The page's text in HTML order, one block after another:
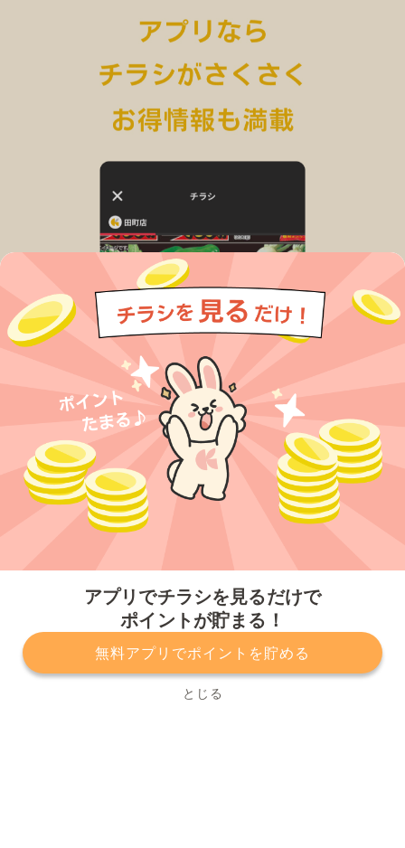
アプリでチラシを見るだけで
ポイントが貯まる！
無料アプリでポイントを貯める
とじる
プライバシーポリシー 利用規約
運営会社
サービスに関してのお問い合わせ